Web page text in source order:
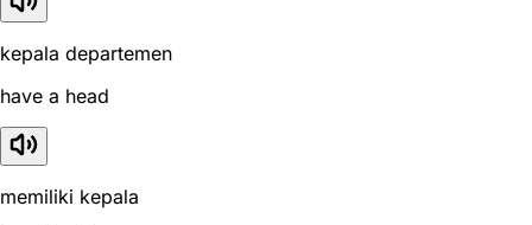
kepala departemen
have a head
memiliki kepala